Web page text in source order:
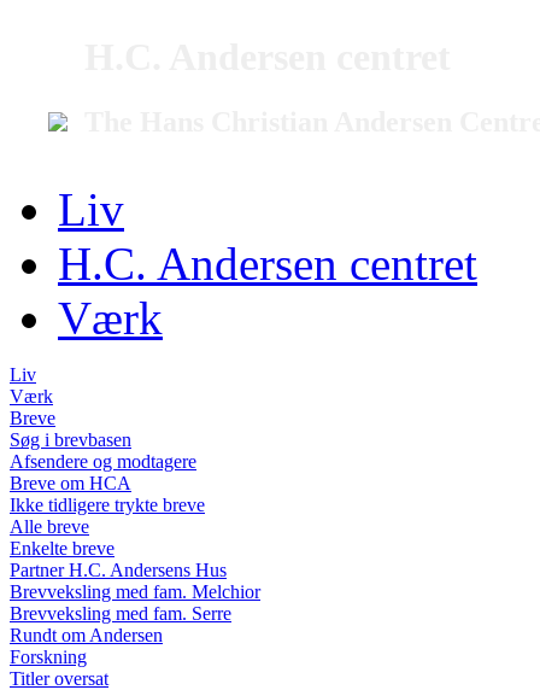
Liv
H.C. Andersen centret
Værk
Liv
Værk
Breve
Søg i brevbasen
Afsendere og modtagere
Breve om HCA
Ikke tidligere trykte breve
Alle breve
Enkelte breve
Partner H.C. Andersens Hus
Brevveksling med fam. Melchior
Brevveksling med fam. Serre
Rundt om Andersen
Forskning
Titler oversat